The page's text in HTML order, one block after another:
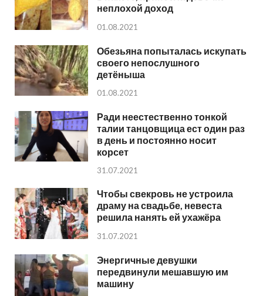
неплохой доход
01.08.2021
Обезьяна попыталась искупать
своего непослушного
детёныша
01.08.2021
Ради неестественно тонкой
талии танцовщица ест один раз
в день и постоянно носит
корсет
31.07.2021
Чтобы свекровь не устроила
драму на свадьбе, невеста
решила нанять ей ухажёра
31.07.2021
Энергичные девушки
передвинули мешавшую им
машину